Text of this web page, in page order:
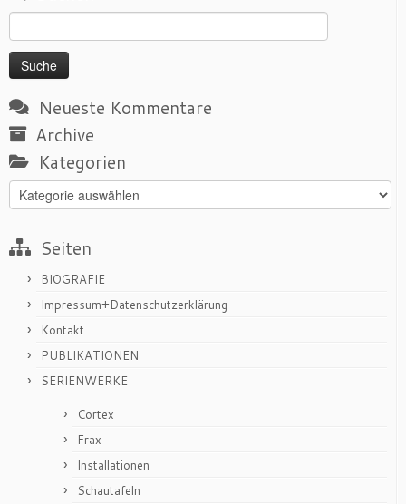
nach:
Neueste Kommentare
Archive
Kategorien
Kategorien
Seiten
BIOGRAFIE
Impressum+Datenschutzerklärung
Kontakt
PUBLIKATIONEN
SERIENWERKE
Cortex
Frax
Installationen
Schautafeln